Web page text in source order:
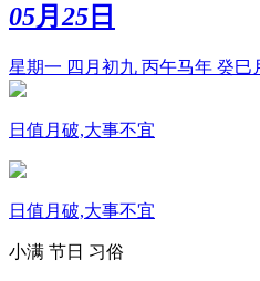
05月 25 日
星期一 四月初九 丙午马年 癸巳
日值月破,大事不宜
日值月破,大事不宜
小满 节日 习俗